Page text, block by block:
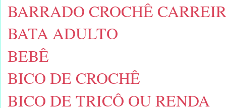
BARRADO CROCHÊ
BATA ADULTO
BEBÊ
BICO DE CROCHÊ
BICO DE TRICÔ OU RENDA